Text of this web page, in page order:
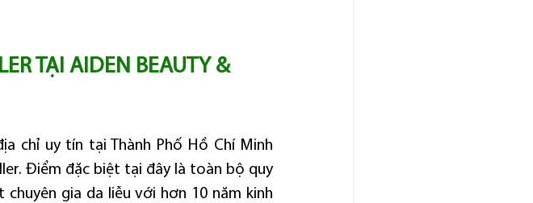
TẠI AIDEN BEAUTY &
chỉ uy tín tại Thành Phố Hồ Chí Minh
Điểm đặc biệt tại đây là toàn bộ quy
gia da liễu với hơn 10 năm kinh